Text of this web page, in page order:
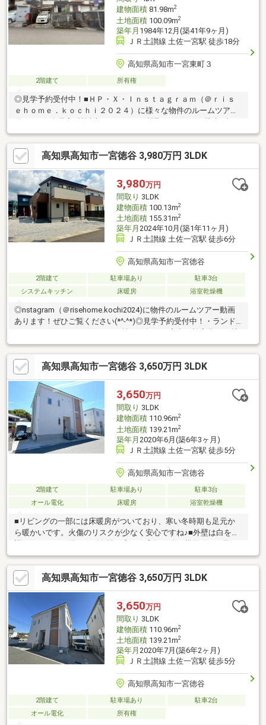
建物面積81.98m2
土地面積100.09m2
築年月 1984年12月(築41年9ヶ月)
ＪＲ土讃線 土佐一宮駅 徒歩18分
高知県高知市一宮東町３
2階建て 所有権
◎見学予約受付中！■ＨＰ・Ｘ・Ｉｎｓｔａｇｒａｍ（＠ｒｉｓ
ｅｈｏｍｅ．ｋｏｃｈｉ２０２４）に様々な物件のルームツアー
能！静かな住宅地に佇む4DKのお家。全室6帖以上のゆったり空間
に加え、南北2方向の庭があるため日当たりも良好♪土佐神社やス
ーパーが近く、生活利便性と自然の穏やかさが両立した立地で
す。価格も手頃でリフォームにもおすすめ！☆彡はじめての住ま
い選びも、ライズホームがしっかりサポート！☆彡「初めてで不
安…」「まだ迷っていて決めきれない…」「まずは話だけ聞いてみ
たい！」そんな方も大歓迎です！
高知県高知市一宮徳谷 3,980万円 3LDK
3,980万円
間取り 3LDK
建物面積100.13m2
土地面積155.31m2
築年月 2024年10月(築1年11ヶ月)
ＪＲ土讃線 土佐一宮駅 徒歩6分
高知県高知市一宮徳谷
2階建て 駐車場あり
駐車3台
システムキッチン
床暖房 浴室乾燥機
◎nstagram（＠risehome.kochi2024)に物件のルームツアー動画
あります！ぜひご覧ください(*^-^*)◎見学予約受付中！・ランド
LDKで、帰宅後もゆったり夫婦時間を満喫・全居室収納付き＆主
寝室にはWIC完備で片付けもラクラク・玄関土間収納や回遊動線
でスマートな暮らしを実現・2階に3居室＋バルコニー付き、将来
のライフスタイルにも対応【周辺環境】・高知市立一宮東小学
校：徒歩6分（449ｍ）・高知市立一宮中学校：徒歩24分（1883
高知県高知市一宮徳谷 3,650万円 3LDK
3,650万円
間取り 3LDK
建物面積110.96m2
土地面積139.21m2
築年月 2020年6月(築6年3ヶ月)
ＪＲ土讃線 土佐一宮駅 徒歩5分
高知県高知市一宮徳谷
2階建て 駐車場あり
駐車3台
オール電化
床暖房 浴室乾燥機
■リビングの一部には床暖房がついており、寒い冬時期も足元か
ら暖かいです。火傷のリスクが少なく安心ですね♪■外壁は白を基
も劣化しにくいです。メンテナンスフリーですので、他の外壁材
より色褪せも少なくキレイな外観を保ちます♪■2階12帖の洋室は
ライフスタイルに合わせて6帖2間に分けることができ、子供部屋
や趣味の部屋など多用途に活用できます。■吹付け断熱を採用で
高い断熱性と気密性があります！冷暖房効率が上がり光熱費の削
減や結露対策、騒音の軽減などストレスの少ない生活ができそう
です。■エアコンは4台付きでそのままお使いいただけます♪
高知県高知市一宮徳谷 3,650万円 3LDK
3,650万円
間取り 3LDK
建物面積110.96m2
土地面積139.21m2
築年月 2020年7月(築6年2ヶ月)
ＪＲ土讃線 土佐一宮駅 徒歩5分
高知県高知市一宮徳谷
2階建て 駐車場あり
駐車2台
オール電化
所有権